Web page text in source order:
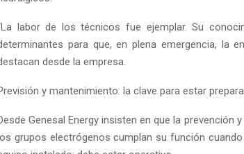
labor de los técnicos fue ejemplar. Su
para que, en plena emergencia, la
desde la empresa.
y mantenimiento: la clave para estar
Genesal Energy insisten en que la prevención
grupos electrógenos cumplan su función